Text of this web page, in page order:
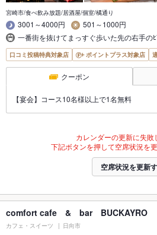
宮崎市/食べ飲み放題/居酒屋/個室/橘通り
3001～4000円
501～1000円
一番街を抜けてまっすぐ歩いた先の右手の
口コミ投稿特典対象店 ポイントプラス対象店
クーポン
【宴会】コース10名様以上で1名無料
カレンダーの更新に失敗
下記ボタンを押して空席状況を
空席状況を更新
comfort cafe & bar BUCKAYRO
カフェ・スイーツ 日向市